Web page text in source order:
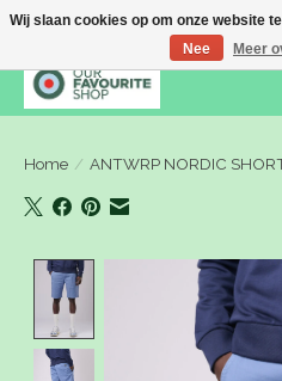
Home / ANTWRP NORDIC
Product image
Wij slaan cookies op om onze website
Nee
Meer